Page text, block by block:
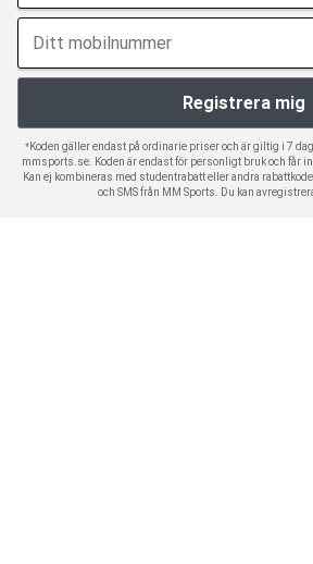
*Koden gäller endast på ordinarie priser och är giltig i 7
mmsports.se. Koden är endast för personligt bruk och får
Kan ej kombineras med studentrabatt eller andra
och SMS från MM Sports. Du kan